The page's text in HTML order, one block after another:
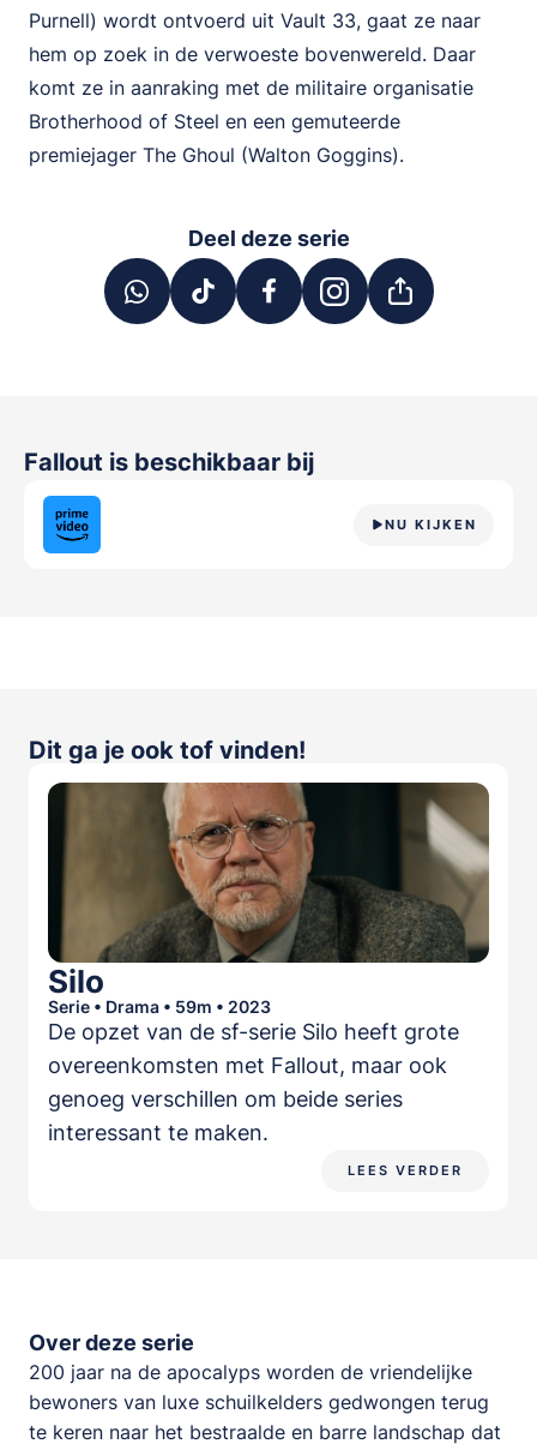
Purnell) wordt ontvoerd uit Vault 33, gaat ze naar
hem op zoek in de verwoeste bovenwereld. Daar
komt ze in aanraking met de militaire organisatie
Brotherhood of Steel en een gemuteerde
premiejager The Ghoul (Walton Goggins).
Deel deze serie
Fallout is beschikbaar bij
NU KIJKEN
Dit ga je ook tof vinden!
Silo
Serie • Drama • 59m • 2023
De opzet van de sf-serie Silo heeft grote
overeenkomsten met Fallout, maar ook
genoeg verschillen om beide series
interessant te maken.
LEES VERDER
Over deze serie
200 jaar na de apocalyps worden de vriendelijke
bewoners van luxe schuilkelders gedwongen terug
te keren naar het bestraalde en barre landschap dat